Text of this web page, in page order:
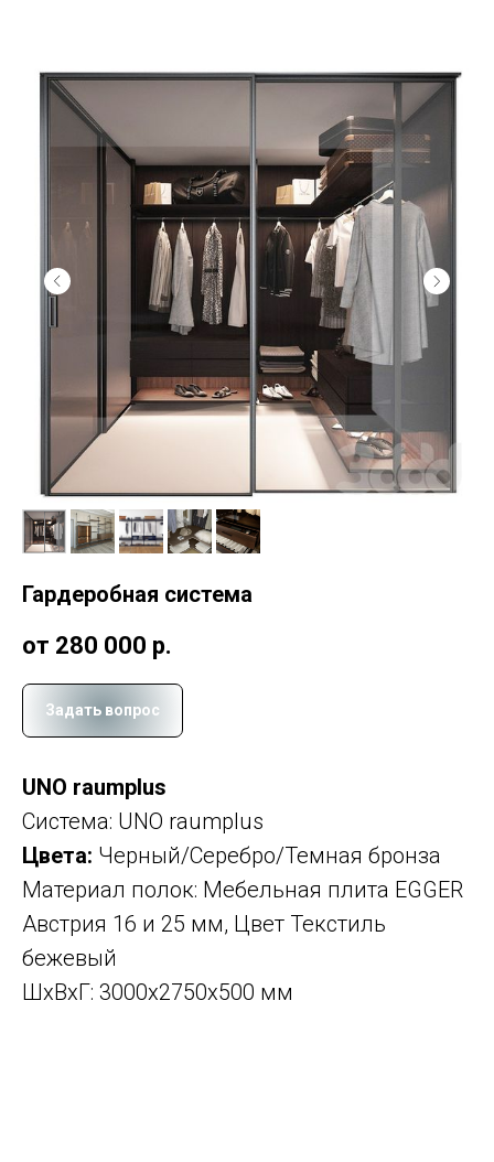
Гардеробная система
от 280 000 р.
Задать вопрос
UNO raumplus
Система: UNO raumplus
Цвета: Черный/Серебро/Темная бронза
Материал полок: Мебельная плита EGGER
Австрия 16 и 25 мм, Цвет Текстиль
бежевый
ШxВxГ: 3000x2750x500 мм